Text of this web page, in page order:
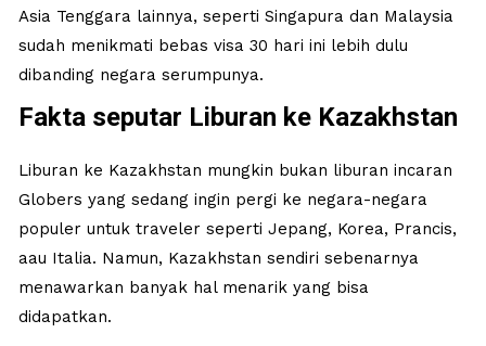
Asia Tenggara lainnya, seperti Singapura dan Malaysia
sudah menikmati bebas visa 30 hari ini lebih dulu
dibanding negara serumpunya.
Fakta seputar Liburan ke Kazakhstan
Liburan ke Kazakhstan mungkin bukan liburan incaran
Globers yang sedang ingin pergi ke negara-negara
populer untuk traveler seperti Jepang, Korea, Prancis,
aau Italia. Namun, Kazakhstan sendiri sebenarnya
menawarkan banyak hal menarik yang bisa
didapatkan.